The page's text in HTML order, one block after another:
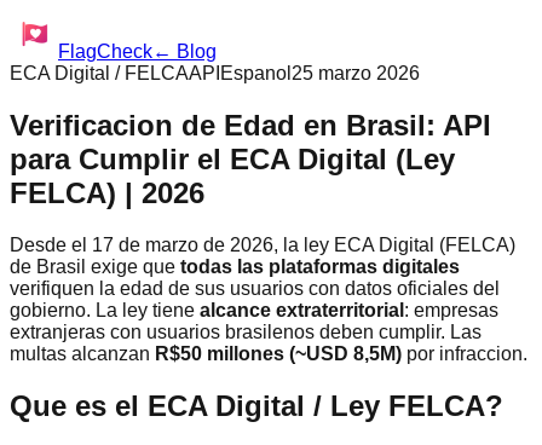
FlagCheck← Blog
ECA Digital / FELCAAPI Espanol 25 marzo 2026
Verificacion de Edad en Brasil: API
para Cumplir el ECA Digital (Ley
FELCA) | 2026
Desde el 17 de marzo de 2026, la ley ECA Digital (FELCA)
de Brasil exige que todas las plataformas digitales
verifiquen la edad de sus usuarios con datos oficiales del
gobierno. La ley tiene alcance extraterritorial : empresas
extranjeras con usuarios brasilenos deben cumplir. Las
multas alcanzan R$50 millones (~USD 8,5M) por infraccion.
Que es el ECA Digital / Ley FELCA?